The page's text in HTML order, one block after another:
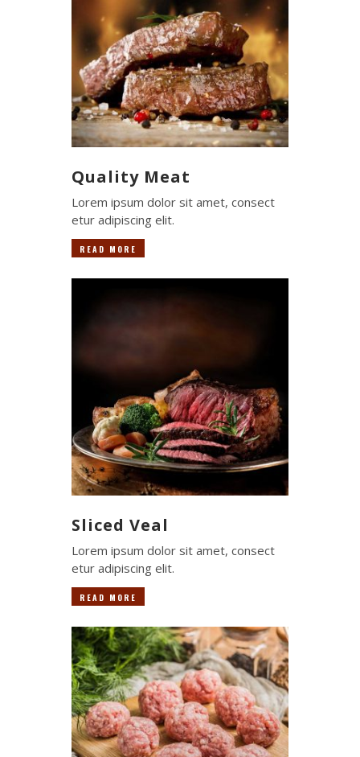
Quality Meat
Lorem ipsum dolor sit amet, consect
etur adipiscing elit.
READ MORE
Sliced Veal
Lorem ipsum dolor sit amet, consect
etur adipiscing elit.
READ MORE